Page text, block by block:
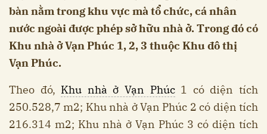
bàn nằm trong khu vực mà tổ chức, cá nhân
nước ngoài được phép sở hữu nhà ở. Trong đó có
Khu nhà ở Vạn Phúc 1, 2, 3 thuộc Khu đô thị
Vạn Phúc.
Theo đó, Khu nhà ở Vạn Phúc1 có diện tích
250.528,7 m2; Khu nhà ở Vạn Phúc 2 có diện tích
216.314 m2; Khu nhà ở Vạn Phúc 3 có diện tích